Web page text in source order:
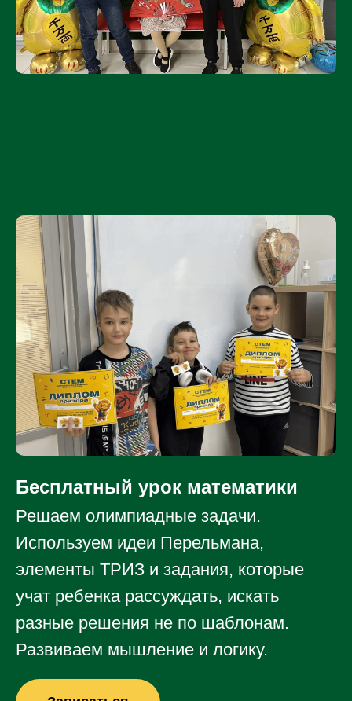
Бесплатный урок математики
Решаем олимпиадные задачи.
Используем идеи Перельмана,
элементы ТРИЗ и задания, которые
учат ребенка рассуждать, искать
разные решения не по шаблонам.
Развиваем мышление и логику.